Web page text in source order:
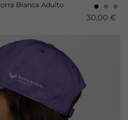
Blanca Adulto
30,00 €